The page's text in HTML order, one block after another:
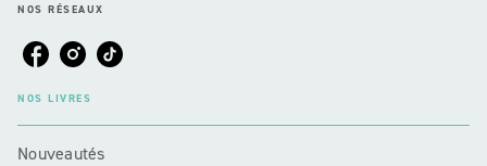
NOS RÉSEAUX
NOS LIVRES
Nouveautés